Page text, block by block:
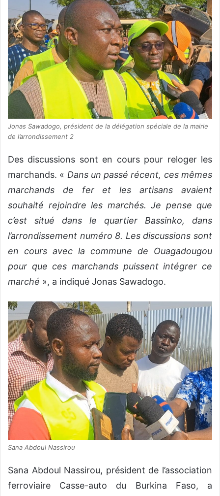
Jonas Sawadogo, président de la délégation spéciale de la mairie
de l’arrondissement 2
Des discussions sont en cours pour reloger les
marchands. « Dans un passé récent, ces mêmes
marchands de fer et les artisans avaient
souhaité rejoindre les marchés. Je pense que
c’est situé dans le quartier Bassinko, dans
l’arrondissement numéro 8. Les discussions sont
en cours avec la commune de Ouagadougou
pour que ces marchands puissent intégrer ce
marché », a indiqué Jonas Sawadogo.
Sana Abdoul Nassirou
Sana Abdoul Nassirou, président de l’association
ferroviaire Casse-auto du Burkina Faso, a